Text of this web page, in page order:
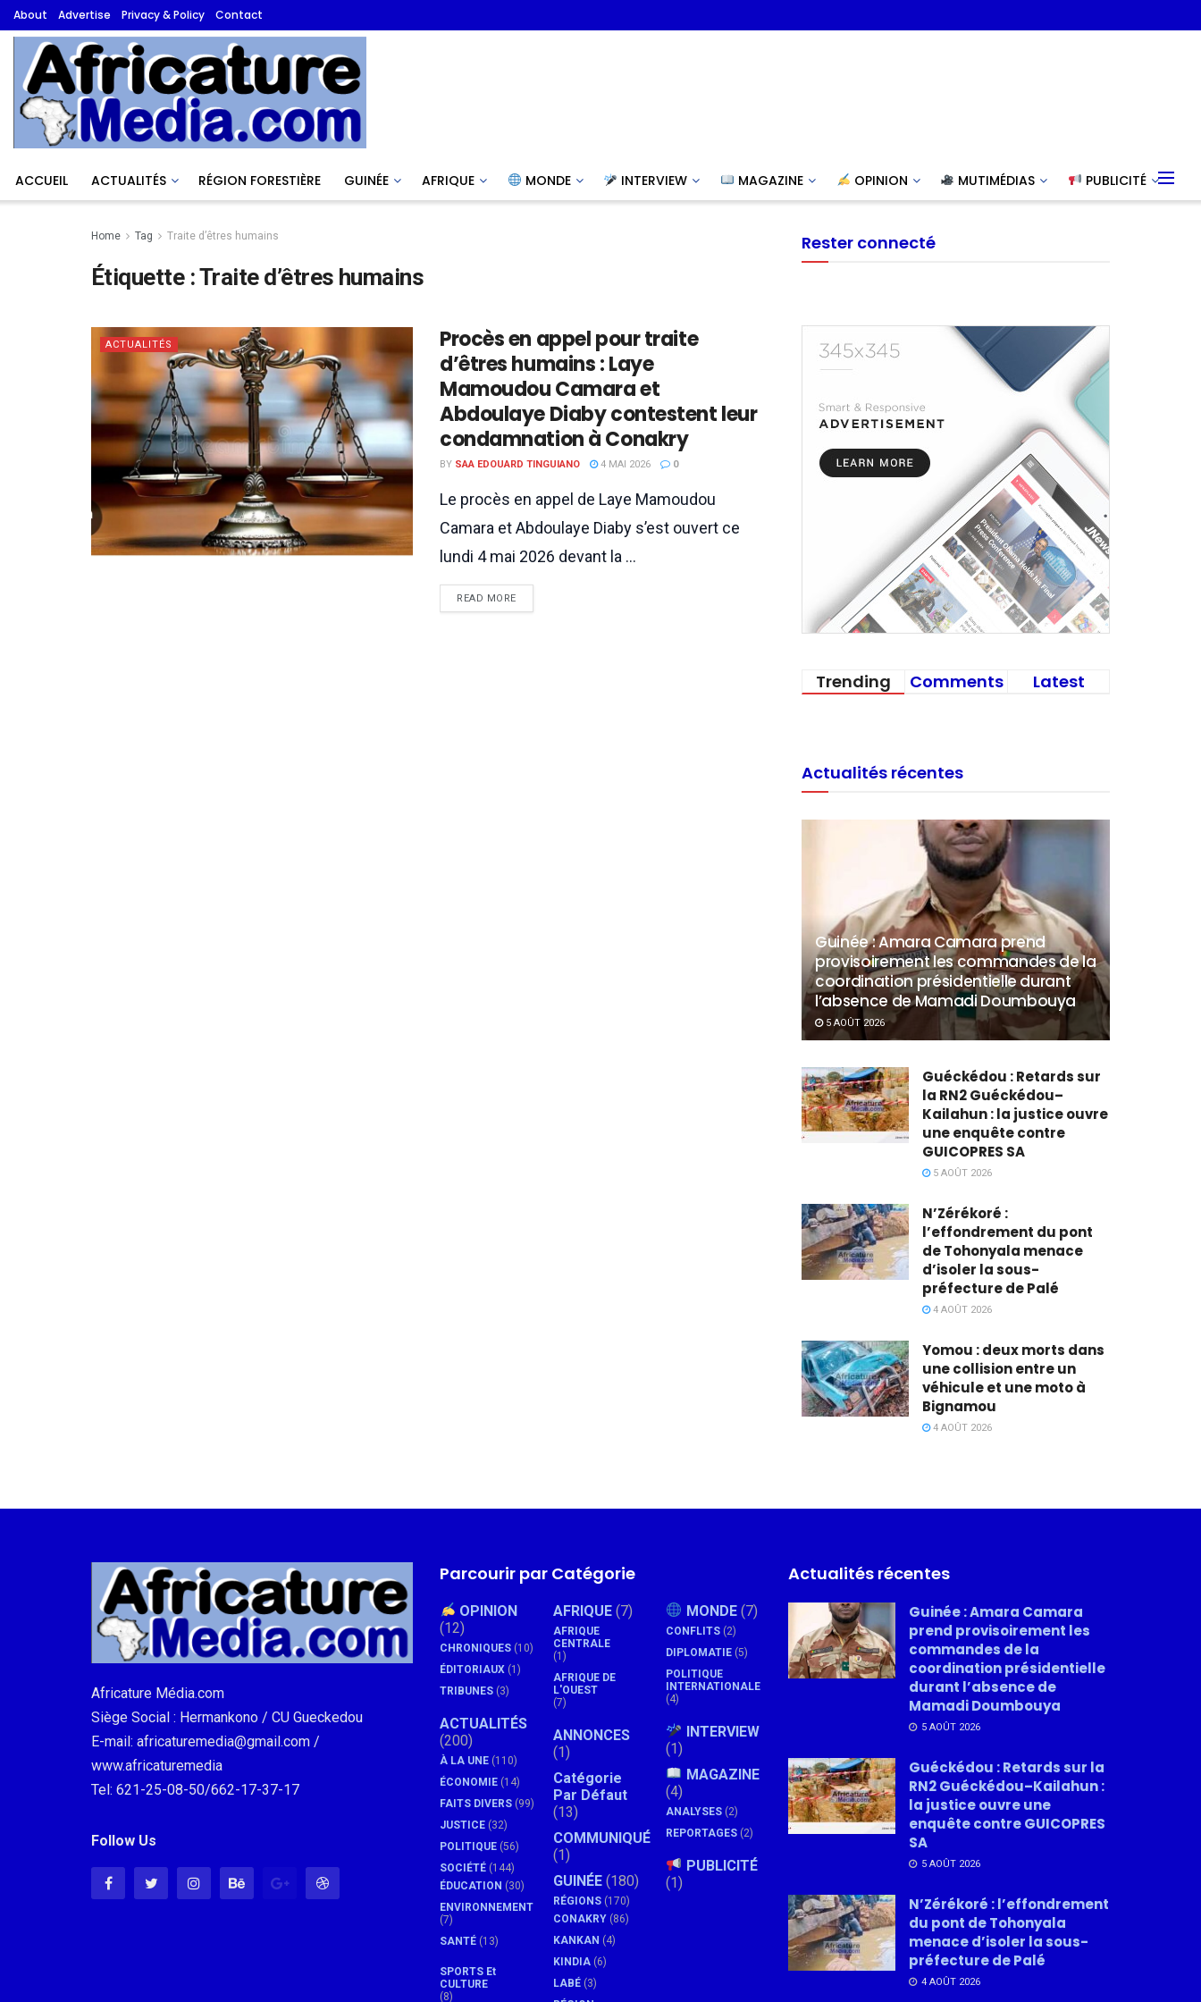
About Advertise Privacy & Policy Contact
ACCUEIL ACTUALITÉS RÉGION FORESTIÈRE GUINÉE AFRIQUE MONDE INTERVIEW MAGAZINE OPINION MUTIMÉDIAS PUBLICITÉ
Home Tag Traite d’êtres humains
Étiquette :Traite d’êtres humains
ACTUALITÉS
Procès en appel pour traite
d’êtres humains : Laye
Mamoudou Camara et
Abdoulaye Diaby contestent leur
condamnation à Conakry
BY SAA EDOUARD TINGUIANO 4 MAI 2026 0
Le procès en appel de Laye Mamoudou
Camara et Abdoulaye Diaby s’est ouvert ce
lundi 4 mai 2026 devant la ...
READ MORE
Rester connecté
Trending Comments Latest
Actualités récentes
Guinée : Amara Camara prend
provisoirement les commandes de la
coordination présidentielle durant
l’absence de Mamadi Doumbouya
5 AOÛT 2026
Guéckédou : Retards sur
la RN2 Guéckédou–
Kailahun : la justice ouvre
une enquête contre
GUICOPRES SA
5 AOÛT 2026
N’Zérékoré :
l’effondrement du pont
de Tohonyala menace
d’isoler la sous-
préfecture de Palé
4 AOÛT 2026
Yomou : deux morts dans
une collision entre un
véhicule et une moto à
Bignamou
4 AOÛT 2026
Africature Média.com
Siège Social : Hermankono / CU Gueckedou
E-mail: africaturemedia@gmail.com /
www.africaturemedia
Tel: 621-25-08-50/662-17-37-17
Follow Us
Parcourir par Catégorie
OPINION
(12)
CHRONIQUES (10)
ÉDITORIAUX (1)
TRIBUNES (3)
ACTUALITÉS
(200)
À LA UNE (110)
ÉCONOMIE (14)
FAITS DIVERS (99)
JUSTICE (32)
POLITIQUE (56)
SOCIÉTÉ (144)
ÉDUCATION (30)
ENVIRONNEMENT
(7)
SANTÉ (13)
SPORTS Et
CULTURE
(8)
AFRIQUE(7)
AFRIQUE
CENTRALE
(1)
AFRIQUE DE
L'OUEST
(7)
ANNONCES
(1)
Catégorie
Par Défaut
(13)
COMMUNIQUÉ
(1)
GUINÉE(180)
RÉGIONS(170)
CONAKRY(86)
KANKAN (4)
KINDIA(6)
LABÉ(3)
MONDE(7)
CONFLITS (2)
DIPLOMATIE (5)
POLITIQUE
INTERNATIONALE
(4)
INTERVIEW
(1)
MAGAZINE
(4)
ANALYSES (2)
REPORTAGES (2)
PUBLICITÉ
(1)
Actualités récentes
Guinée : Amara Camara
prend provisoirement les
commandes de la
coordination présidentielle
durant l’absence de
Mamadi Doumbouya
5 AOÛT 2026
Guéckédou : Retards sur la
RN2 Guéckédou–Kailahun :
la justice ouvre une
enquête contre GUICOPRES
SA
5 AOÛT 2026
N’Zérékoré : l’effondrement
du pont de Tohonyala
menace d’isoler la sous-
préfecture de Palé
4 AOÛT 2026